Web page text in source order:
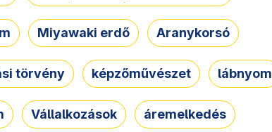
Miyawaki erdő Aranykorsó
törvény képzőművészet lábnyom
Vállalkozások áremelkedés